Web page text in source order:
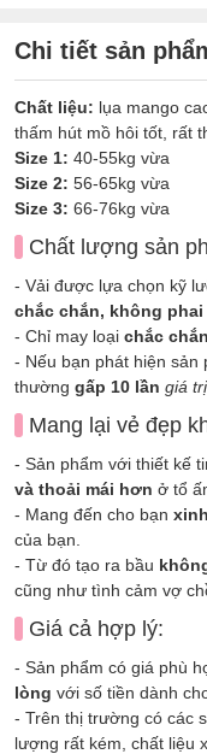
Chi tiết sản
Chất liệu: lụa mango
thấm hút mồ hôi tốt, rất
Size 1: 40-55kg vừa
Size 2: 56-65kg vừa
Size 3: 66-76kg vừa
Chất lượng sản
- Vải được lựa chọn kỹ
chắc chắn, không
- Chỉ may loại chắc
- Nếu bạn phát hiện sản
thường gấp 10 lần giá
Mang lại vẻ đẹp
- Sản phẩm với thiết kế
và thoải mái hơn ở tổ
- Mang đến cho bạn
của bạn.
- Từ đó tạo ra bầu
cũng như tình cảm vợ
Giá cả hợp lý:
- Sản phẩm có giá phù
lòng với số tiền dành
- Trên thị trường có các
lượng rất kém, chất liệu